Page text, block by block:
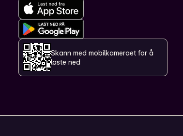
Skann med mobilkameraet for å
laste ned